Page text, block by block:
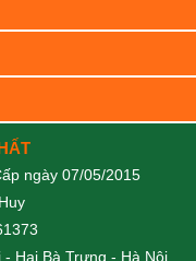
ngày 07/05/2015
Hai Bà Trưng - Hà Nội